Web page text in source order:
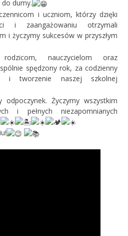
dumy.
i uczniom, którzy dzięki
i zaangażowaniu otrzymali
i życzymy sukcesów w przyszłym
nauczycielom oraz
spędzony rok, za codzienny
i tworzenie naszej szkolnej
odpoczynek. Życzymy wszystkim
i pełnych niezapomnianych